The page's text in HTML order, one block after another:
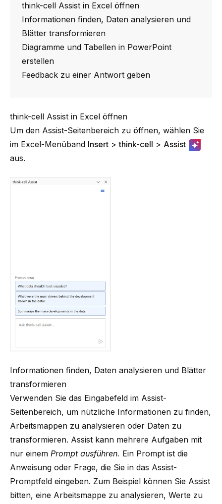
think-cell Assist in Excel öffnen
Informationen finden, Daten analysieren und
Blätter transformieren
Diagramme und Tabellen in PowerPoint
erstellen
Feedback zu einer Antwort geben
think-cell Assist in Excel öffnen
Um den Assist-Seitenbereich zu öffnen, wählen Sie
im Excel-Menüband Insert >think-cell > Assist
aus.
Informationen finden, Daten analysieren und Blätter
transformieren
Verwenden Sie das Eingabefeld im Assist-
Seitenbereich, um nützliche Informationen zu finden,
Arbeitsmappen zu analysieren oder Daten zu
transformieren. Assist kann mehrere Aufgaben mit
nur einem Prompt ausführen. Ein Prompt ist die
Anweisung oder Frage, die Sie in das Assist-
Promptfeld eingeben. Zum Beispiel können Sie Assist
bitten, eine Arbeitsmappe zu analysieren, Werte zu